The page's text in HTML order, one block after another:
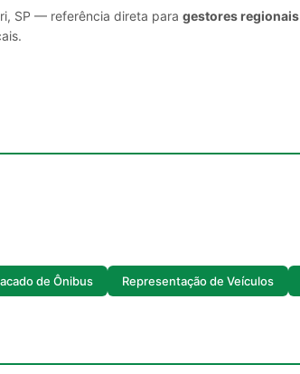
SP — referência direta para gestores
de Ônibus Representação de Veículos